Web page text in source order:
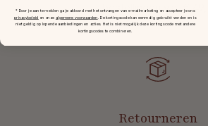
bestellingen v.a. € 49,-.
Retourneren
* Door je aan te melden ga je akkoord met het ontvangen van e-mailmarketing en accepteer je ons
privacybeleid en onze algemene voorwaarden .De kortingscode kan eenmalig gebruikt worden en is
niet geldig op lopende aanbiedingen en acties. Het is niet mogelijk deze kortingscode met andere
kortingscodes te combineren.